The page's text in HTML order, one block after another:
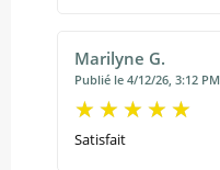
Marilyne G.
Publié le 4/12/26, 3:12 PM
Satisfait